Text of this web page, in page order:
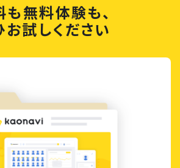
も無料体験も、
お試しください